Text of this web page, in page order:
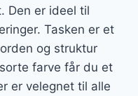
Den er ideel til
Tasken er et
og struktur
farve får du et
er velegnet til alle